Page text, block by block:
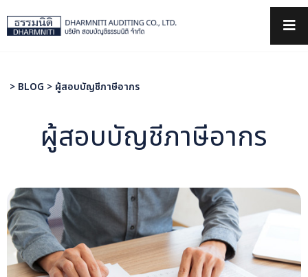
> BLOG > ผู้สอบบัญชีภาษีอากร
ผู้สอบบัญชีภาษีอากร
×